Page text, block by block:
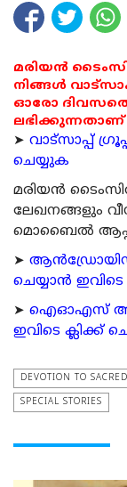
മരിയൻ
നിങ്ങൾ
ഓരോ
ലഭിക്കുന്നതാണ്
➤ വാട്സാപ്പ്
ചെയ്യുക
മരിയന്‍
ലേഖനങ്ങളും
മൊബൈല്‍
➤
ചെയ്യാന്‍
➤ ഐഓഎസ്
ഇവിടെ ക്ലിക്ക്
DEVOTION TO
SPECIAL STORIES